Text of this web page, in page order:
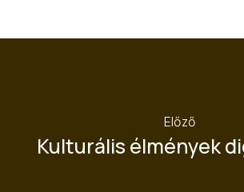
Előző
Kulturális élmények